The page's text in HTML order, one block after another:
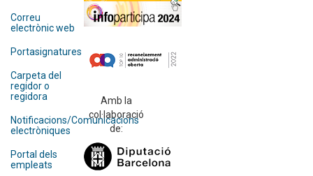
Correu
electrònic web
Portasignatures
Carpeta del
regidor o
regidora
Notificacions/Comunicacions
electròniques
Portal dels
empleats
Amb la
col·laboració
de: